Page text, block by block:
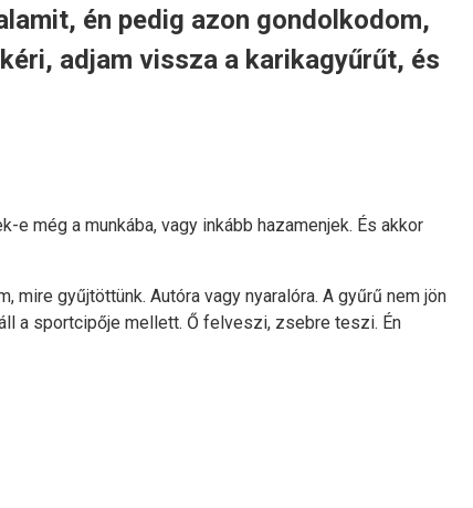
én pedig azon gondolkodom,
adjam vissza a karikagyűrűt, és
még a munkába, vagy inkább hazamenjek. És akkor
gyűjtöttünk. Autóra vagy nyaralóra. A gyűrű nem jön
a sportcipője mellett. Ő felveszi, zsebre teszi. Én